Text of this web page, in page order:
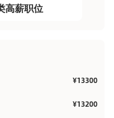
高薪职位
¥13300
¥13200